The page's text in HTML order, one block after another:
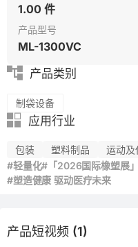
1.00 件
产品型号
ML-1300VC
产品类别
制袋设备
应用行业
包装 塑料制品 运动及
#轻量化#「2026国际橡塑展
#塑造健康 驱动医疗未来
产品短视频 (1)